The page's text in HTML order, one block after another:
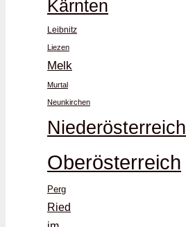
Kärnten
Leibnitz
Liezen
Melk
Murtal
Neunkirchen
Niederösterreich
Oberösterreich
Perg
Ried